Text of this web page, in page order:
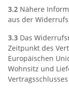
3.2 Nähere
aus der
3.3 Das
Zeitpunkt des
Europäischen
Wohnsitz und